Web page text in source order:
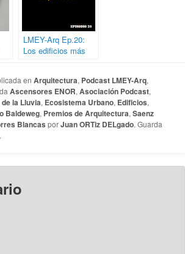
LMEY-Arq Ep.20:
Los edificios más
enArquitectura, Podcast LMEY-Arq,
Ascensores ENOR,Asociación Podcast,
la Lluvia, Ecosistema Urbano, Edificios,
Baldeweg, Premios de Arquitectura,Saenz
Blancas porJuan ORTiz DELgado. Guarda
.